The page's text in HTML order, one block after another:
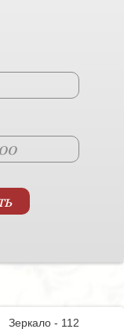
Зеркало - 112